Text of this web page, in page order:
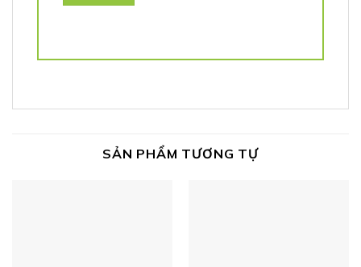
SẢN PHẨM TƯƠNG TỰ